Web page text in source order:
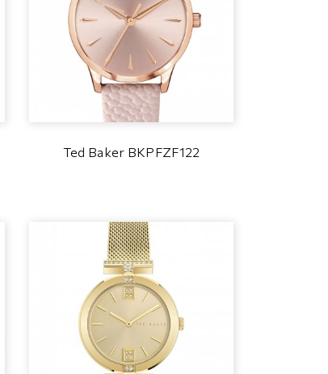
Ted Baker BKPFZF122